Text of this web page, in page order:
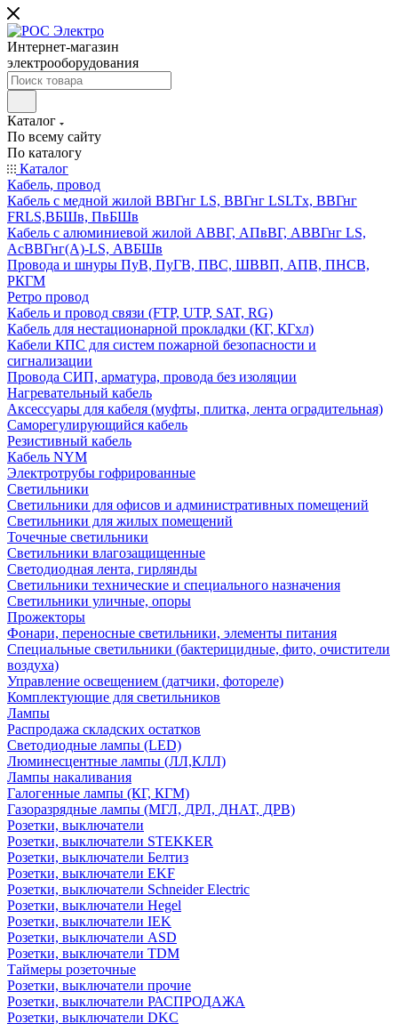
Интернет-магазин
электрооборудования
Каталог
По всему сайту
По каталогу
Каталог
Кабель, провод
Кабель с медной жилой ВВГнг LS, ВВГнг LSLTx, ВВГнг
FRLS,ВБШв, ПвБШв
Кабель с алюминиевой жилой АВВГ, АПвВГ, АВВГнг LS,
АсВВГнг(А)-LS, АВБШв
Провода и шнуры ПуВ, ПуГВ, ПВС, ШВВП, АПВ, ПНСВ,
РКГМ
Ретро провод
Кабель и провод связи (FTP, UTP, SAT, RG)
Кабель для нестационарной прокладки (КГ, КГхл)
Кабели КПС для систем пожарной безопасности и
сигнализации
Провода СИП, арматура, провода без изоляции
Нагревательный кабель
Аксессуары для кабеля (муфты, плитка, лента оградительная)
Саморегулирующийся кабель
Резистивный кабель
Кабель NYM
Электротрубы гофрированные
Светильники
Светильники для офисов и административных помещений
Светильники для жилых помещений
Точечные светильники
Светильники влагозащищенные
Светодиодная лента, гирлянды
Светильники технические и специального назначения
Светильники уличные, опоры
Прожекторы
Фонари, переносные светильники, элементы питания
Специальные светильники (бактерицидные, фито, очистители
воздуха)
Управление освещением (датчики, фотореле)
Комплектующие для светильников
Лампы
Распродажа складских остатков
Светодиодные лампы (LED)
Люминесцентные лампы (ЛЛ,КЛЛ)
Лампы накаливания
Галогенные лампы (КГ, КГМ)
Газоразрядные лампы (МГЛ, ДРЛ, ДНАТ, ДРВ)
Розетки, выключатели
Розетки, выключатели STEKKER
Розетки, выключатели Белтиз
Розетки, выключатели EKF
Розетки, выключатели Schneider Electric
Розетки, выключатели Hegel
Розетки, выключатели IEK
Розетки, выключатели ASD
Розетки, выключатели TDM
Таймеры розеточные
Розетки, выключатели прочие
Розетки, выключатели РАСПРОДАЖА
Розетки, выключатели DKC